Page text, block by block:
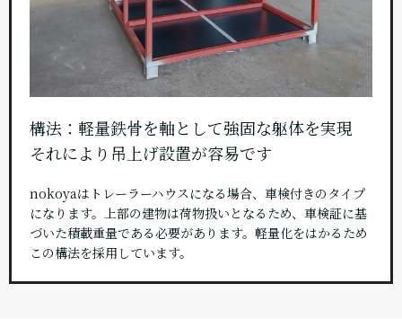
構法：軽量鉄骨を軸として強固な躯体を実現
それにより吊上げ設置が容易です
nokoyaはトレーラーハウスになる場合、車検付きのタイプ
になります。上部の建物は荷物扱いとなるため、車検証に基
づいた積載重量である必要があります。軽量化をはかるため
この構法を採用しています。